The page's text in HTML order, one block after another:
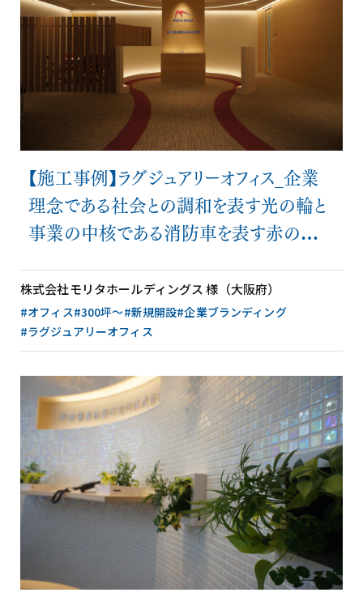
【施工事例】ラグジュアリーオフィス_企業
理念である社会との調和を表す光の輪と
事業の中核である消防車を表す赤の差し
株式会社モリタホールディングス 様（大阪府）
#オフィス#300坪〜#新規開設#企業ブランディング
#ラグジュアリーオフィス